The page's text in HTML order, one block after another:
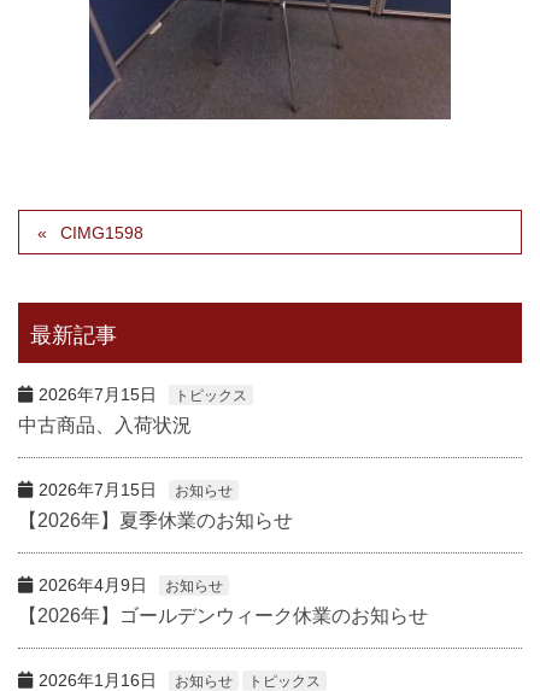
CIMG1598
最新記事
2026年7月15日 トピックス
中古商品、入荷状況
2026年7月15日 お知らせ
【2026年】夏季休業のお知らせ
2026年4月9日 お知らせ
【2026年】ゴールデンウィーク休業のお知らせ
2026年1月16日 お知らせ トピックス